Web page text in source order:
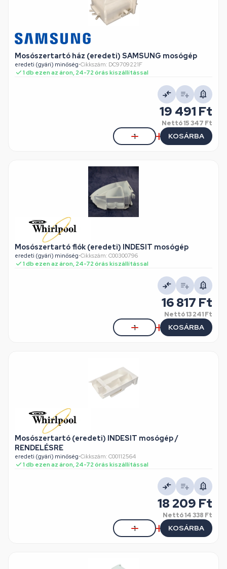
Mosószertartó ház (eredeti) SAMSUNG mosógép
eredeti (gyári) minőség•Cikkszám: DC9709221F
1 db ezen az áron, 24-72 órás kiszállítással
19 491 Ft
Nettó15 347 Ft
KOSÁRBA
Mosószertartó fiók (eredeti) INDESIT mosógép
eredeti (gyári) minőség•Cikkszám: C00300796
1 db ezen az áron, 24-72 órás kiszállítással
16 817 Ft
Nettó13 241 Ft
KOSÁRBA
Mosószertartó (eredeti) INDESIT mosógép /
RENDELÉSRE
eredeti (gyári) minőség•Cikkszám: C00112564
1 db ezen az áron, 24-72 órás kiszállítással
18 209 Ft
Nettó14 338 Ft
KOSÁRBA